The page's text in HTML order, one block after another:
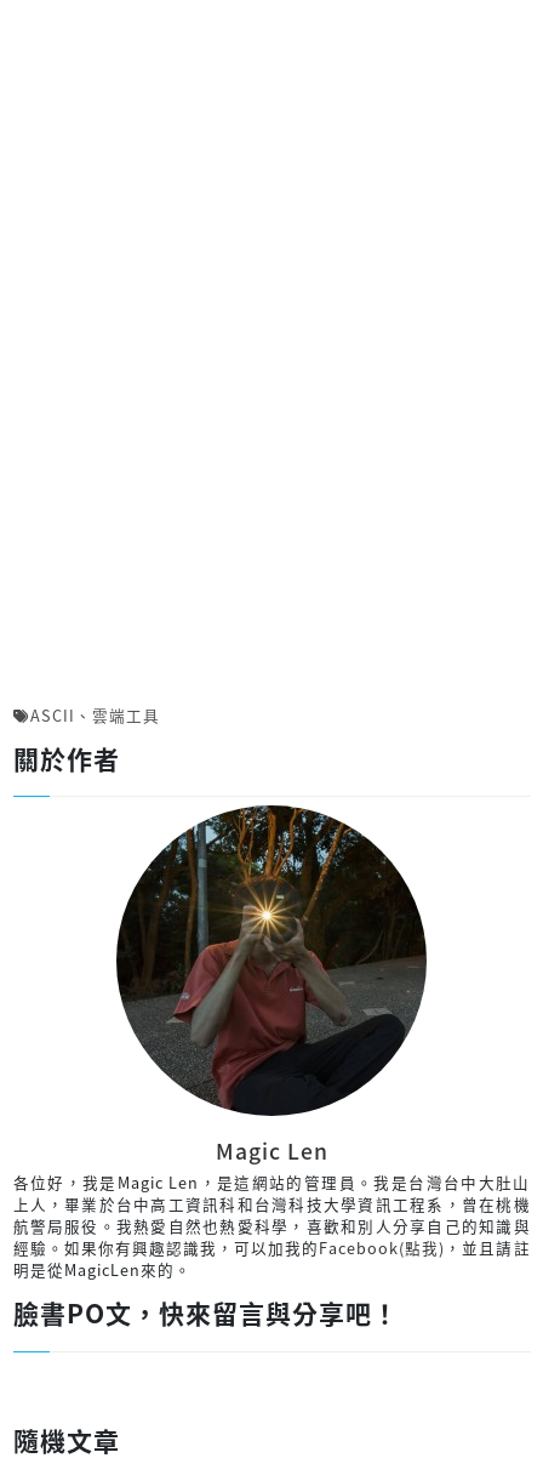
ASCII 、 雲端工具
關於作者
Magic Len
各位好，我是Magic Len，是這網站的管理員。我是台灣台中大肚山
上人，畢業於台中高工資訊科和台灣科技大學資訊工程系，曾在桃機
航警局服役。我熱愛自然也熱愛科學，喜歡和別人分享自己的知識與
經驗。如果你有興趣認識我，可以加我的Facebook(點我) ，並且請註
明是從MagicLen來的。
臉書PO文，快來留言與分享吧！
隨機文章